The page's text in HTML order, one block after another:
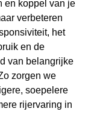
en koppel van je
verbeteren
het
en de
van belangrijke
zorgen we
soepelere
rijervaring in